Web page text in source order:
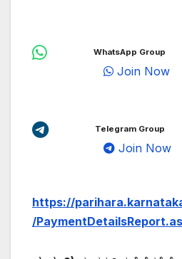
WhatsApp Group
Join
Telegram Group
Join
https://
/